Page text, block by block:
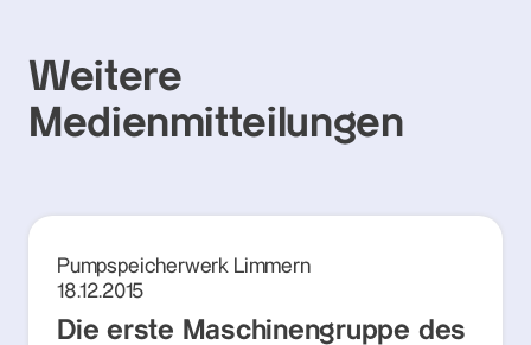
Weitere
Medienmitteilungen
Pumpspeicherwerk Limmern
18.12.2015
Die erste Maschinengruppe des